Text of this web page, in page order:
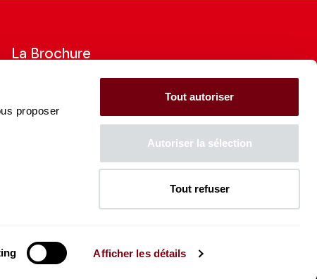
proposer
Afficher les détails
Tout autoriser
Autoriser la sélection
Tout refuser
La Brochure
Consultez la Brochure 2026-27
La Caisse des Dépôts soutient